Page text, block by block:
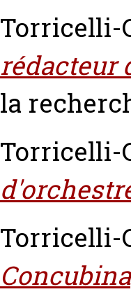
Torricelli-
rédacteur
la
Torricelli-
Torricelli-